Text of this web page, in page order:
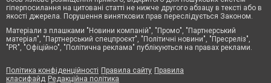
гіперпосилання на цитовані статті не нижче другого абзацу в тексті або в
якості джерела. Порушення виняткових прав переслідується Законом.
Матеріали з плашками "Новини компаній", "Промо", "Партнерський
матеріал", "Партнерський спецпроєкт", "Політичні новини", "Пресреліз",
"PR", "Офіційно", "Політична реклама" публікуються на правах реклами.
Політика конфіденційності Правила сайту Правила
класифайд Редакційна політика